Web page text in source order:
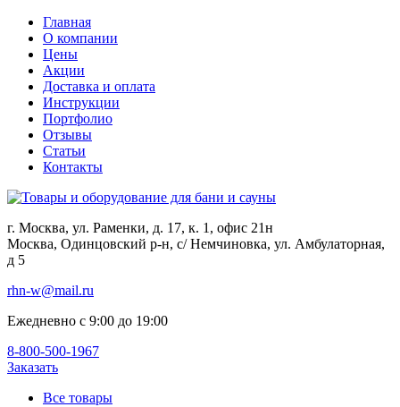
Главная
О компании
Цены
Акции
Доставка и оплата
Инструкции
Портфолио
Отзывы
Статьи
Контакты
г. Москва, ул. Раменки, д. 17, к. 1, офис 21н
Москва, Одинцовский р-н, с/ Немчиновка, ул. Амбулаторная,
д 5
rhn-w@mail.ru
Ежедневно с 9:00 до 19:00
8-800-500-1967
Заказать
Все товары